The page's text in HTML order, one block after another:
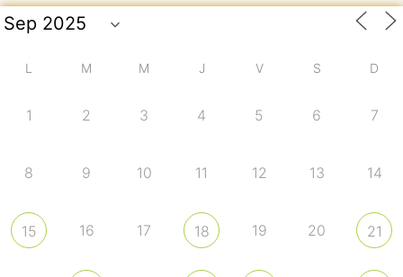
L M M J V S D
1 2 3 4 5 6 7
8 9 10 11 12 13 14
15 16 17 18 19 20 21